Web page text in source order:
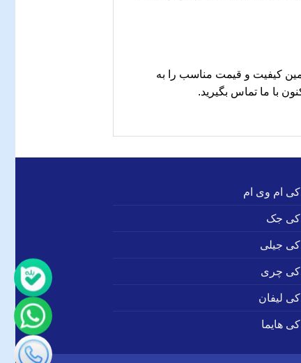
کیفیت و قیمت مناسب را به
با ما تماس بگیرید.
ام وی ام
جک
جیلی
چری
لیفان
هایما